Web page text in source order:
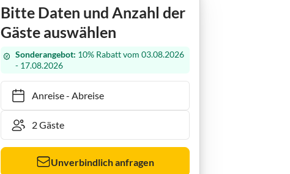
Bitte Daten und Anzahl der
Gäste auswählen
Sonderangebot: 10% Rabatt vom 03.08.2026
- 17.08.2026
Anreise- Abreise
Unverbindlich anfragen